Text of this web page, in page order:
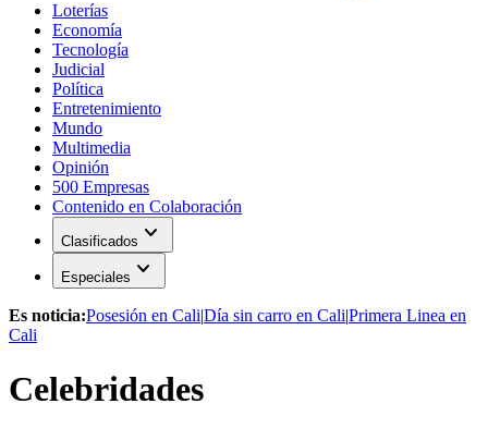
Loterías
Economía
Tecnología
Judicial
Política
Entretenimiento
Mundo
Multimedia
Opinión
500 Empresas
Contenido en Colaboración
Clasificados expand_more
Especiales expand_more
Es noticia:Posesión en Cali|Día sin carro en Cali|Primera Linea en
Cali
Celebridades